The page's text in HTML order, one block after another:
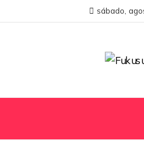
sábado,